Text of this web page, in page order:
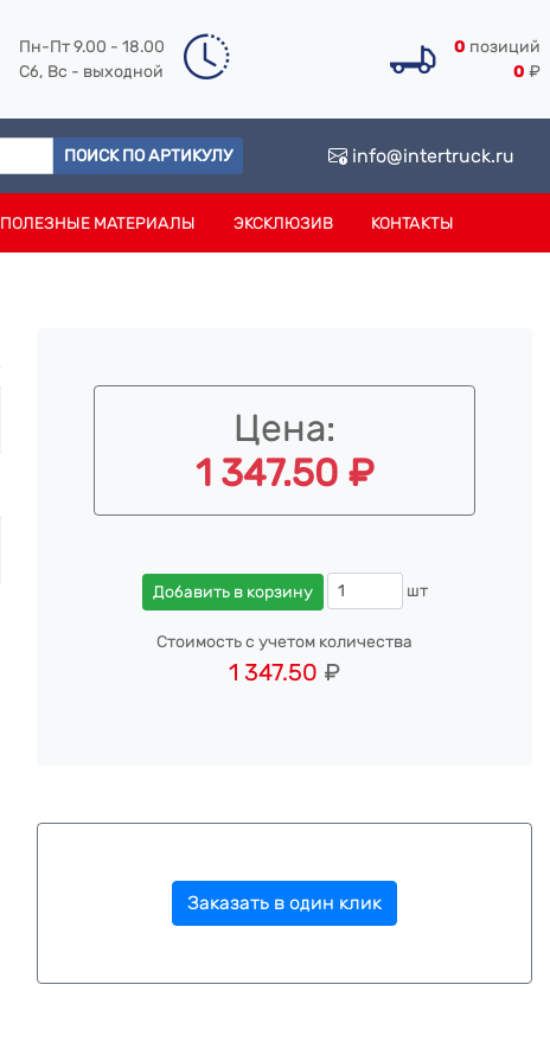
Пн-Пт 9.00 - 18.00
Сб, Вс - выходной
0 позиций
0 ₽
ПОИСК ПО АРТИКУЛУ info@intertruck.ru
ПОЛЕЗНЫЕ МАТЕРИАЛЫ ЭКСКЛЮЗИВ КОНТАКТЫ
Цена:
1 347.50 ₽
Добавить в корзину шт
Стоимость с учетом количества
1 347.50 ₽
Заказать в один клик